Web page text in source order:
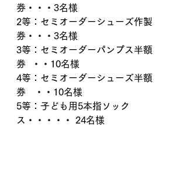
券・・・3名様
2等：セミオーダーシューズ作製
券・・・3名様
3等：セミオーダーパンプス半額
券  ・・10名様
4等：セミオーダーシューズ半額
券   ・・10名様
5等：子ども用5本指ソック
ス・・・・・ 24名様